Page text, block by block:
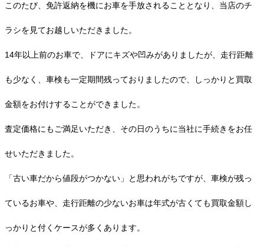
このたび、免許返納を機にお車を手放されることとなり、当店のチ
ラシを見てお越しいただきました。
14年以上前のお車で、ドアにキズや凹みがありましたが、走行距離
も少なく、車検も一定期間残っておりましたので、しっかりと買取
金額をお付けすることができました。
査定価格にもご満足いただき、その日のうちに当社に手続きをお任
せいただきました。
「古い車だから値段がつかない」と思われがちですが、車検が残っ
ているお車や、走行距離の少ないお車は年式が古くても買取金額し
っかりと付くケースが多くあります。